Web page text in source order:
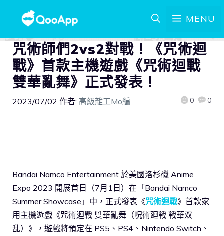
MENU
咒術師們2vs2對戰！《咒術迴
戰》首款主機遊戲《咒術迴戰
雙華亂舞》正式發表！
2023/07/02 作者: 高級雜工Mo編 0 0
Bandai Namco Entertainment 於美國洛杉磯 Anime
Expo 2023 開展首日（7月1日）在「Bandai Namco
Summer Showcase」中，正式發表《咒術迴戰》首款家
用主機遊戲《咒術迴戰 雙華亂舞（呪術廻戦 戦華双
乱）》，遊戲將預定在 PS5、PS4、Nintendo Switch、